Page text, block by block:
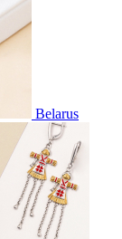
Belarus